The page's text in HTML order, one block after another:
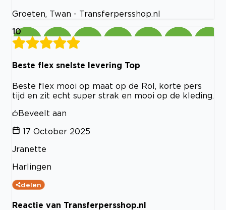
Groeten, Twan - Transferpersshop.nl
10
Beste flex snelste levering Top
Beste flex mooi op maat op de Rol, korte pers
tijd en zit echt super strak en mooi op de kleding.
Beveelt aan
17 October 2025
Jranette
Harlingen
delen
Reactie van Transferpersshop.nl